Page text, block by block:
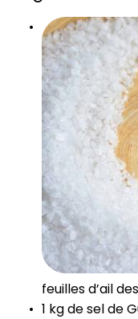
feuilles d’ail
1 kg de sel de